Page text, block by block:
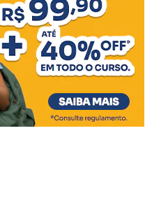
orientação
o CPF
o
sorteios serão realizados ao